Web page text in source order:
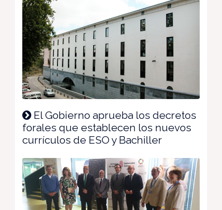
El Gobierno aprueba los decretos
forales que establecen los nuevos
currículos de ESO y Bachiller